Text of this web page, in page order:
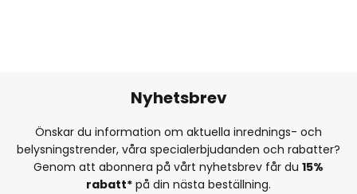
Nyhetsbrev
Önskar du information om aktuella inrednings- och
belysningstrender, våra specialerbjudanden och rabatter?
Genom att abonnera på vårt nyhetsbrev får du 15%
rabatt* på din nästa beställning.